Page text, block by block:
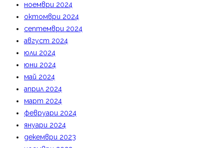
ноември 2024
октомври 2024
септември 2024
август 2024
юли 2024
юни 2024
май 2024
април 2024
март 2024
февруари 2024
януари 2024
декември 2023